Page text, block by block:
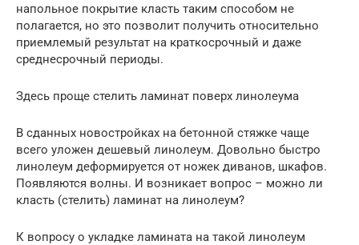
напольное покрытие класть таким способом не
полагается, но это позволит получить относительно
приемлемый результат на краткосрочный и даже
среднесрочный периоды.
Здесь проще стелить ламинат поверх линолеума
В сданных новостройках на бетонной стяжке чаще
всего уложен дешевый линолеум. Довольно быстро
линолеум деформируется от ножек диванов, шкафов.
Появляются волны. И возникает вопрос – можно ли
класть (стелить) ламинат на линолеум?
К вопросу о укладке ламината на такой линолеум